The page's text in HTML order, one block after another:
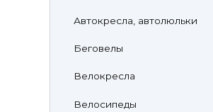
Автокресла, автолюльки
Беговелы
Велокресла
Велосипеды